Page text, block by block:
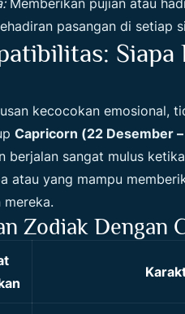
Memberikan pujian atau
pasangan di setiap
Siapa
kecocokan emosional,
Capricorn (22 Desember
berjalan sangat mulus
atau yang mampu
Zodiak Dengan